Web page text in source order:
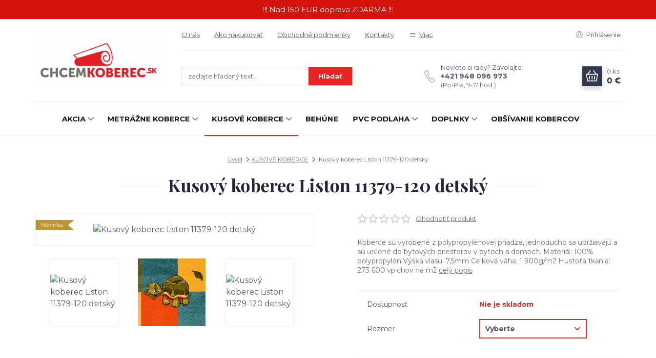
!!! Nad 150 EUR doprava ZDARMA !!!
O nás Ako nakupovať Obchodné podmienky Kontakty Viac Prihlásenie
Hľadať
Neviete si rady? Zavolajte.
+421 948 096 973
(Po-Pia, 9-17 hod.)
0 ks
0 €
AKCIA METRÁŽNE KOBERCE KUSOVÉ KOBERCE BEHÚNE PVC PODLAHA DOPLNKY OBŠÍVANIE KOBERCOV
Úvod KUSOVÉ KOBERCE Kusový koberec Liston 11379-120 detský
Kusový koberec Liston 11379-120 detský
Novinka
Ohodnotiť produkt
Koberce sú vyrobené z polypropylénovej priadze, jednoducho sa udržiavajú a
sú určené do bytových priestorov v bytoch a domoch. Materiál: 100%
polypropylén Výška vlasu: 7,5mm Celková váha: 1 900g/m2 Hustota tkania:
273 600 vpichov na m2 celý popis
Dostupnosť Nie je skladom
Rozmer